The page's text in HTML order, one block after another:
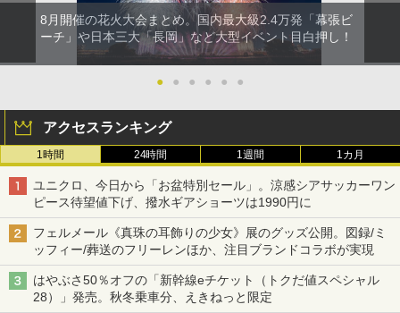
8月開催の花火大会まとめ。国内最大級2.4万発「幕張ビ
ーチ」や日本三大「長岡」など大型イベント目白押し！
● ● ● ● ● ●
アクセスランキング
1時間 24時間 1週間 1カ月
ユニクロ、今日から「お盆特別セール」。涼感シアサッカーワン
ピース待望値下げ、撥水ギアショーツは1990円に
フェルメール《真珠の耳飾りの少女》展のグッズ公開。図録/ミ
ッフィー/葬送のフリーレンほか、注目ブランドコラボが実現
はやぶさ50％オフの「新幹線eチケット（トクだ値スペシャル
28）」発売。秋冬乗車分、えきねっと限定